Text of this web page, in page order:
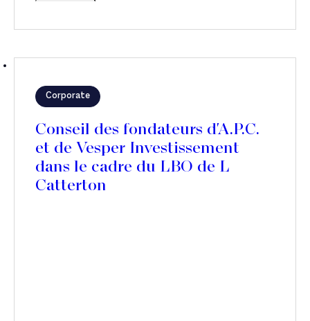
Corporate
Conseil des fondateurs d'A.P.C.
et de Vesper Investissement
dans le cadre du LBO de L
Catterton